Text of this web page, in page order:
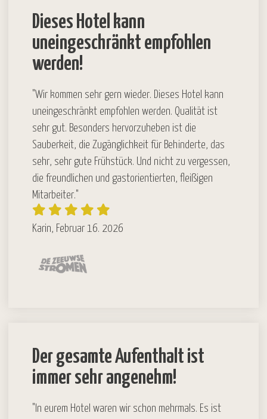
Dieses Hotel kann
uneingeschränkt empfohlen
werden!
"Wir kommen sehr gern wieder. Dieses Hotel kann
uneingeschränkt empfohlen werden. Qualität ist
sehr gut. Besonders hervorzuheben ist die
Sauberkeit, die Zugänglichkeit für Behinderte, das
sehr, sehr gute Frühstück. Und nicht zu vergessen,
die freundlichen und gastorientierten, fleißigen
Mitarbeiter."
Karin, Februar 16. 2026
Der gesamte Aufenthalt ist
immer sehr angenehm!
"In eurem Hotel waren wir schon mehrmals. Es ist